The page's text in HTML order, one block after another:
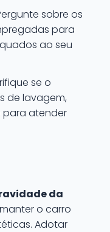
sobre os
para
ao seu
se o
de lavagem,
para atender
da
o carro
Adotar